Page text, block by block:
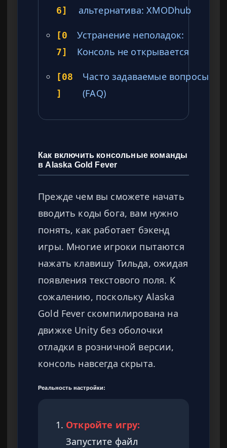
6]
альтернатива: XMODhub
[0
7]
Устранение неполадок:
Консоль не открывается
[08
]
Часто задаваемые вопросы
(FAQ)
Как включить консольные команды
в Alaska Gold Fever
Прежде чем вы сможете начать
вводить коды бога, вам нужно
понять, как работает бэкенд
игры. Многие игроки пытаются
нажать клавишу Тильда, ожидая
появления текстового поля. К
сожалению, поскольку Alaska
Gold Fever скомпилирована на
движке Unity без оболочки
отладки в розничной версии,
консоль навсегда скрыта.
Реальность настройки:
Откройте игру:
Запустите файл